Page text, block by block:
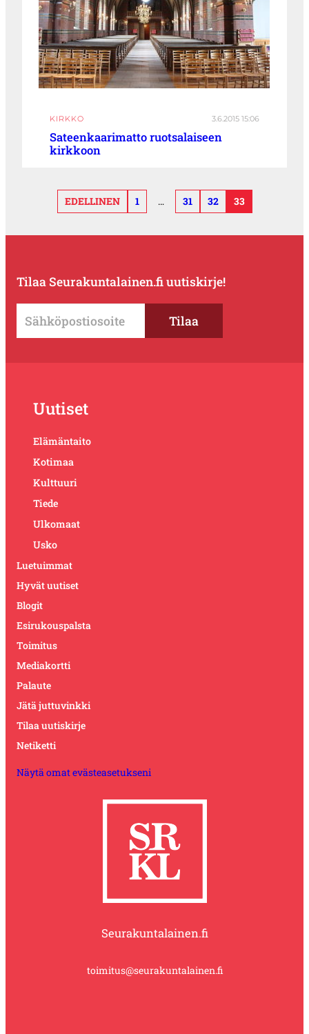
KIRKKO 3.6.2015 15:06
Sateenkaarimatto ruotsalaiseen
kirkkoon
EDELLINEN 1 … 31 32 33
Tilaa Seurakuntalainen.fi uutiskirje!
Uutiset
Elämäntaito
Kotimaa
Kulttuuri
Tiede
Ulkomaat
Usko
Luetuimmat
Hyvät uutiset
Blogit
Esirukouspalsta
Toimitus
Mediakortti
Palaute
Jätä juttuvinkki
Tilaa uutiskirje
Netiketti
Näytä omat evästeasetukseni
Seurakuntalainen.fi
toimitus@seurakuntalainen.fi